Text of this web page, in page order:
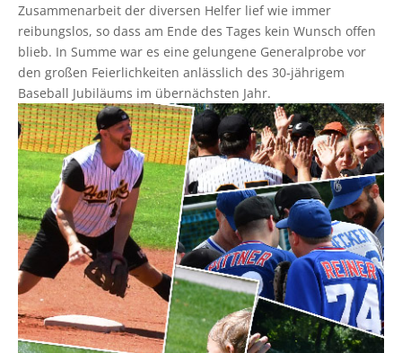
Zusammenarbeit der diversen Helfer lief wie immer
reibungslos, so dass am Ende des Tages kein Wunsch offen
blieb. In Summe war es eine gelungene Generalprobe vor
den großen Feierlichkeiten anlässlich des 30-jährigem
Baseball Jubiläums im übernächsten Jahr.